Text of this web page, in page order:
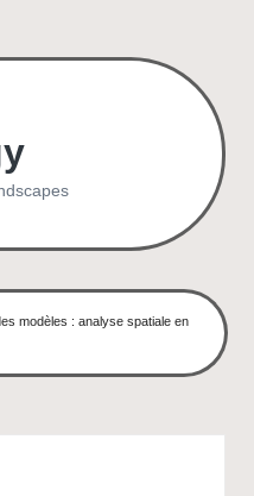
modèles : analyse spatiale en